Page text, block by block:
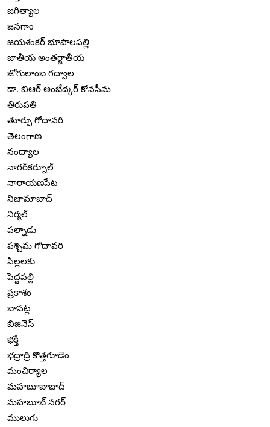
జగిత్యాల
జనగాం
జయశంకర్ భూపాలపల్లి
జాతీయ అంతర్జాతీయ
జోగులాంబ గద్వాల
డా. బిఆర్ అంబేద్కర్ కోనసీమ
తిరుపతి
తూర్పు గోదావరి
తెలంగాణ
నంద్యాల
నాగర్‌కర్నూల్
నారాయణపేట
నిజామాబాద్
నిర్మల్
పల్నాడు
పశ్చిమ గోదావరి
పిల్లలకు
పెద్దపల్లి
ప్రకాశం
బాపట్ల
బిజినెస్
భక్తి
భద్రాద్రి కొత్తగూడెం
మంచిర్యాల
మహబూబాబాద్
మహబూబ్ నగర్
ములుగు